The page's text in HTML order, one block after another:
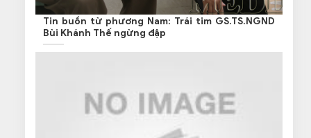
Tin buồn từ phương Nam: Trái tim GS.TS.NGND
Bùi Khánh Thế ngừng đập